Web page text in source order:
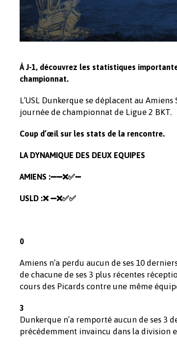
À J-1, découvrez les statistiques
championnat.
L’USL Dunkerque se déplacent au
journée de championnat de Ligue 2 BKT.
Coup d’œil sur les stats de la rencontre.
LA DYNAMIQUE DES DEUX EQUIPES
AMIENS :➖➖❌✅➖
USLD :❌ ➖❌✅✅
0
Amiens n’a perdu aucun de ses 10
de chacune de ses 3 plus récentes
cours des Picards contre une même
3
Dunkerque n’a remporté aucun de ses 3
précédemment invaincu dans la division